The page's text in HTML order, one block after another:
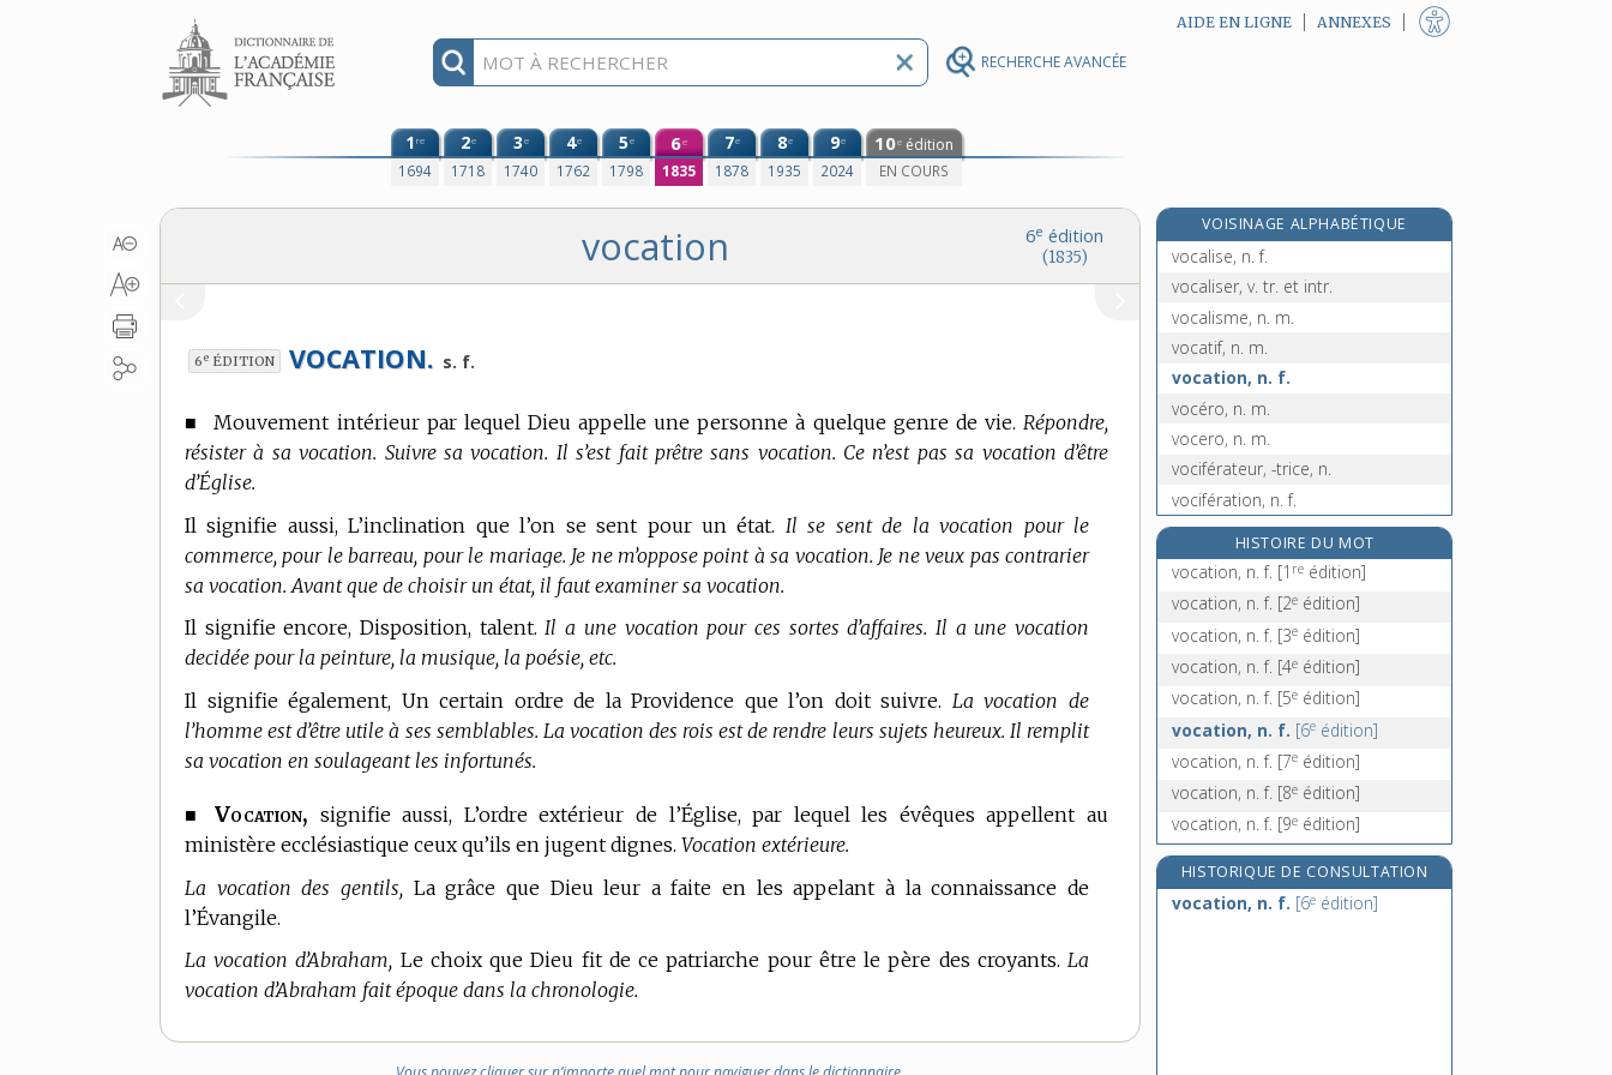
RECHERCHE AVANCÉE
Aller au contenu AIDE EN LIGNE ANNEXES
1re
1694
2e
1718
3e
1740
4e
1762
5e
1798
6e
1835
7e
1878
8e
1935
9e
2024
10e édition
EN COURS
6e édition
(1835)
vocation
6e ÉDITION VOCATION. s. f.
■ Mouvement intérieur par lequel Dieu appelle une personne à quelque genre de vie. Répondre,
résister à sa vocation. Suivre sa vocation. Il s’est fait prêtre sans vocation. Ce n’est pas sa vocation d’être
d’Église.
Il signifie aussi, L’inclination que l’on se sent pour un état. Il se sent de la vocation pour le
commerce, pour le barreau, pour le mariage. Je ne m’oppose point à sa vocation. Je ne veux pas contrarier
sa vocation. Avant que de choisir un état, il faut examiner sa vocation.
Il signifie encore, Disposition, talent.Il a une vocation pour ces sortes d’affaires. Il a une vocation
decidée pour la peinture, la musique, la poésie, etc.
Il signifie également, Un certain ordre de la Providence que l’on doit suivre. La vocation de
l’homme est d’être utile à ses semblables. La vocation des rois est de rendre leurs sujets heureux. Il remplit
sa vocation en soulageant les infortunés.
■Vocation, signifie aussi, L’ordre extérieur de l’Église, par lequel les évêques appellent au
ministère ecclésiastique ceux qu’ils en jugent dignes. Vocation extérieure.
La vocation des gentils, La grâce que Dieu leur a faite en les appelant à la connaissance de
l’Évangile.
La vocation d’Abraham, Le choix que Dieu fit de ce patriarche pour être le père des croyants.La
vocation d’Abraham fait époque dans la chronologie.
VOISINAGE ALPHABÉTIQUE
vocalisation, n. f.
vocalise, n. f.
vocaliser, v. tr. et intr.
vocalisme, n. m.
vocatif, n. m.
vocation, n. f.
vocéro, n. m.
vocero, n. m.
vociférateur, -trice, n.
vocifération, n. f.
vociférer, v. intr.
vocodeur, n. m.
vœu, n. m.
HISTOIRE DU MOT
vocation, n. f. [1 re édition]
vocation, n. f. [2e édition]
vocation, n. f. [3e édition]
vocation, n. f. [4e édition]
vocation, n. f. [5e édition]
vocation, n. f. [6e édition]
vocation, n. f. [7e édition]
vocation, n. f. [8e édition]
vocation, n. f. [9e édition]
HISTORIQUE DE CONSULTATION
vocation, n. f. [6e édition]